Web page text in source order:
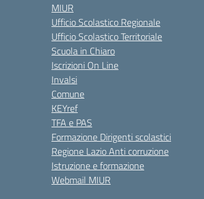
MIUR
Ufficio Scolastico Regionale
Ufficio Scolastico Territoriale
Scuola in Chiaro
Iscrizioni On Line
Invalsi
Comune
KEYref
TFA e PAS
Formazione Dirigenti scolastici
Regione Lazio Anti corruzione
Istruzione e formazione
Webmail MIUR